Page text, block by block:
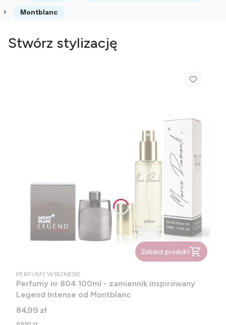
Montblanc
Stwórz stylizację
Zobacz produkt
PRODUCENT
PERFUMY W BIZNESIE
Perfumy nr 804 100ml - zamiennik inspirowany
Legend Intense od Montblanc
Cena
84,99 zł
Cena